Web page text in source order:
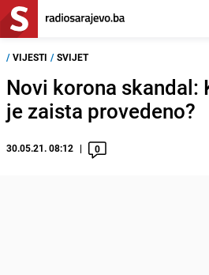
/ VIJESTI / SVIJET
Novi korona skandal:
je zaista provedeno?
30.05.21. 08:12 0